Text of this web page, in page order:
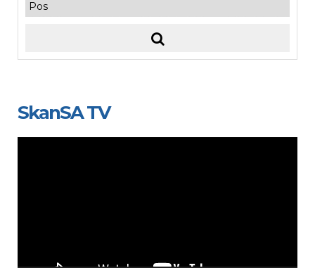
SkanSA TV